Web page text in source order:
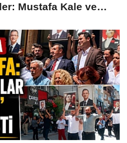
Mustafa Kale ve